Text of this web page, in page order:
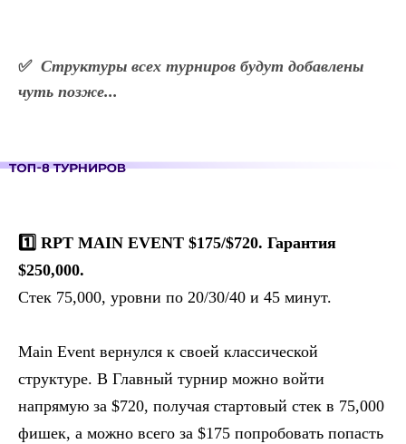
✅ Структуры всех турниров будут добавлены
чуть позже...
1️⃣ RPT MAIN EVENT $175/$720. Гарантия
$250,000.
Стек 75,000, уровни по 20/30/40 и 45 минут.
Main Event вернулся к своей классической
структуре. В Главный турнир можно войти
напрямую за $720, получая стартовый стек в 75,000
фишек, а можно всего за $175 попробовать попасть